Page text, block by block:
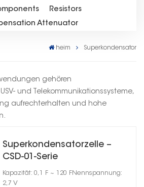
Resistors
Attenuator
heim Superkondensator
gehören
und Telekommunikationssysteme,
aufrechterhalten und hohe
Superkondensatorzelle –
CSD-01-Serie
Kapazität: 0,1 F ~ 120 FNennspannung:
2,7 V